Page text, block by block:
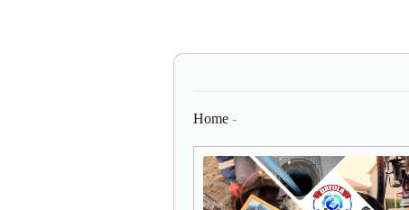
Home -